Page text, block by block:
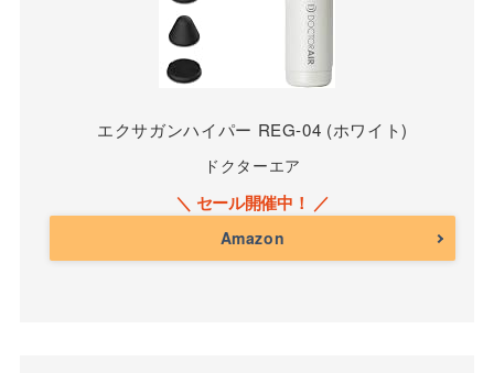
エクサガンハイパー REG-04 (ホワイト)
ドクターエア
Amazon